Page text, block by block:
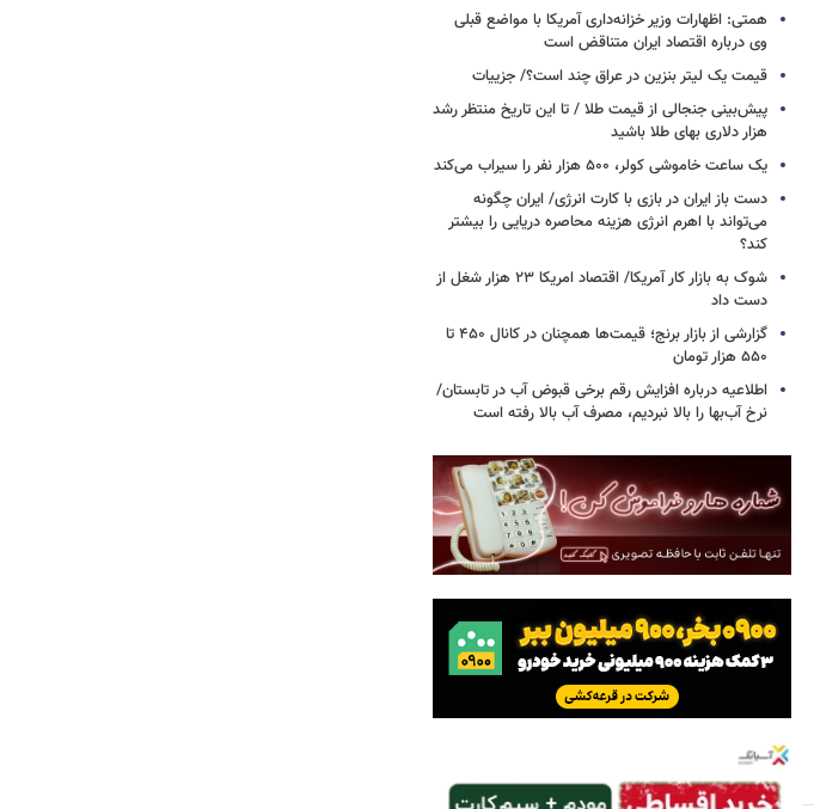
همتی: اظهارات وزیر خزانه‌داری آمریکا با مواضع قبلی
وی درباره اقتصاد ایران متناقض است
قیمت یک لیتر بنزین در عراق چند است؟/ جزییات
پیش‌بینی جنجالی از قیمت طلا / تا این تاریخ منتظر رشد
هزار دلاری بهای طلا باشید
یک ساعت خاموشی کولر، ۵۰۰ هزار نفر را سیراب می‌کند
دست باز ایران در بازی با کارت انرژی/ ایران چگونه
می‌تواند با اهرم انرژی‌ هزینه محاصره دریایی را بیشتر
کند؟
شوک به بازار کار آمریکا/ اقتصاد امریکا ۲۳ هزار شغل از
دست داد
گزارشی از بازار برنج؛ قیمت‌ها همچنان در کانال ۴۵۰ تا
۵۵۰ هزار تومان
اطلاعیه درباره افزایش رقم برخی قبوض آب در تابستان/
نرخ آب‌بها را بالا نبردیم، مصرف آب بالا رفته است